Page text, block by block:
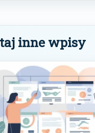
inne wpisy